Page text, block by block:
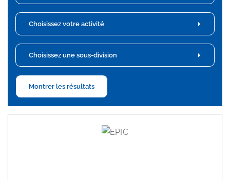
Choisissez votre activité
Choisissez une sous-division
Montrer les résultats